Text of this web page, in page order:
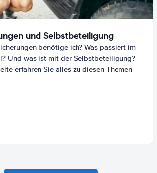
und Selbstbeteiligung
benötige ich? Was passiert im
Und was ist mit der Selbstbeteiligung?
erfahren Sie alles zu diesen Themen